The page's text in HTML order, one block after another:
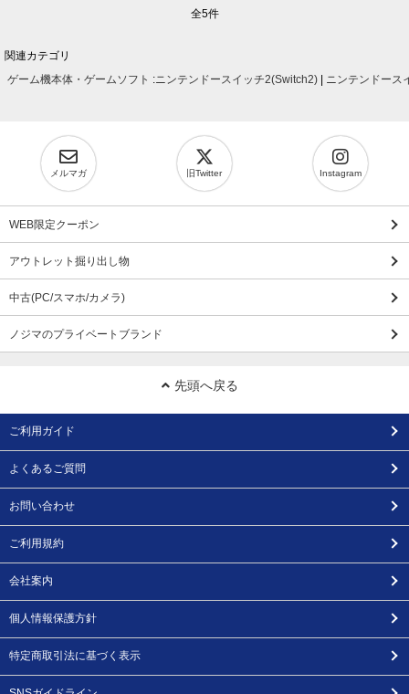
全5件
関連カテゴリ
ゲーム機本体・ゲームソフト :ニンテンドースイッチ2(Switch2) ニンテンドース
メルマガ 旧Twitter Instagram
WEB限定クーポン
アウトレット掘り出し物
中古(PC/スマホ/カメラ)
ノジマのプライベートブランド
先頭へ戻る
ご利用ガイド
よくあるご質問
お問い合わせ
ご利用規約
会社案内
個人情報保護方針
特定商取引法に基づく表示